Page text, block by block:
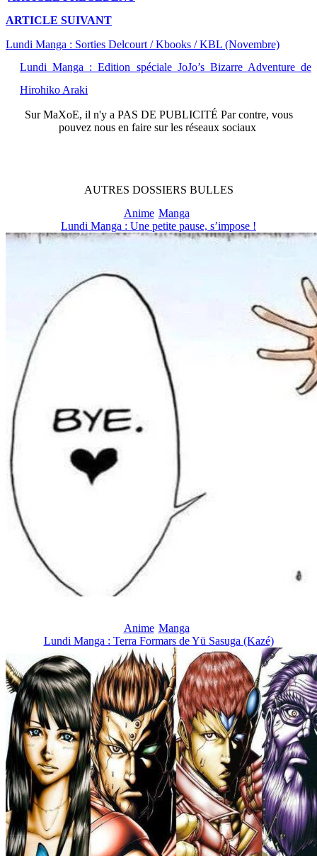
ARTICLE SUIVANT
Lundi Manga : Sorties Delcourt / Kbooks / KBL (Novembre)
Lundi Manga : Edition spéciale JoJo’s Bizarre Adventure de
Hirohiko Araki
SurMaXoE, il n'y a PAS DE PUBLICITÉ Par contre, vous
pouvez nous en faire sur les réseaux sociaux
AUTRES DOSSIERS BULLES
Anime Manga
Lundi Manga : Une petite pause, s’impose !
Anime Manga
Lundi Manga : Terra Formars de Yū Sasuga (Kazé)